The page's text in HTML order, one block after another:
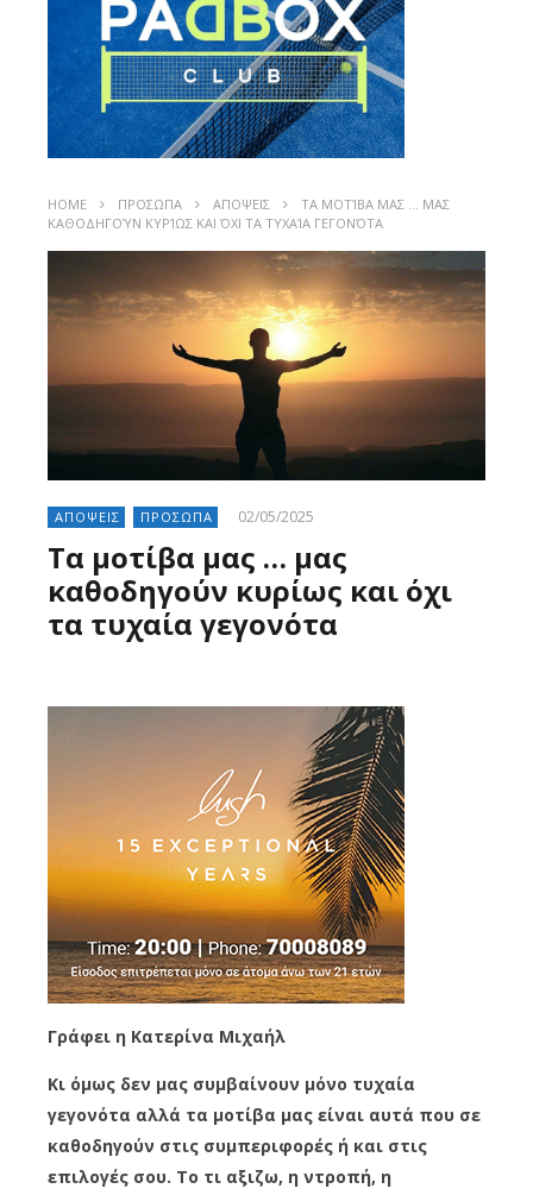
HOME ΠΡΟΣΩΠΑ ΑΠΟΨΕΙΣ
ΤΑ ΜΟΤΊΒΑ ΜΑΣ … ΜΑΣ
ΚΑΘΟΔΗΓΟΎΝ ΚΥΡΊΩΣ ΚΑΙ ΌΧΙ ΤΑ ΤΥΧΑΊΑ ΓΕΓΟΝΌΤΑ
ΑΠΟΨΕΙΣ ΠΡΟΣΩΠΑ 02/05/2025
Τα μοτίβα μας … μας
καθοδηγούν κυρίως και όχι
τα τυχαία γεγονότα
Γράφει η Κατερίνα Μιχαήλ
Κι όμως δεν μας συμβαίνουν μόνο τυχαία
γεγονότα αλλά τα μοτίβα μας είναι αυτά που σε
καθοδηγούν στις συμπεριφορές ή και στις
επιλογές σου. Το τι αξιζω, η ντροπή, η